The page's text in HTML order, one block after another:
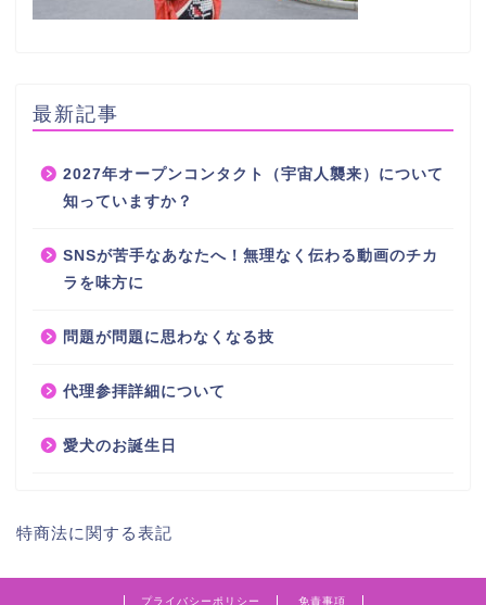
最新記事
2027年オープンコンタクト（宇宙人襲来）について
知っていますか？
SNSが苦手なあなたへ！無理なく伝わる動画のチカ
ラを味方に
問題が問題に思わなくなる技
代理参拝詳細について
愛犬のお誕生日
特商法に関する表記
プライバシーポリシー 免責事項